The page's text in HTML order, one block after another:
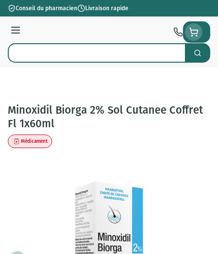
Aller au contenu
Conseil du pharmacien Livraison rapide
Menu
Rechercher
Minoxidil Biorga 2% Sol Cutanee Coffret
Fl 1x60ml
Médicament